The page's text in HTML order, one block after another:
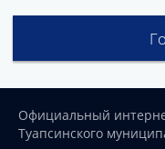
Официальный
Туапсинского